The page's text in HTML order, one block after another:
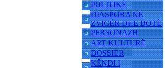
POLITIKË
DIASPORA NË
ZVICËR DHE BOTË
PERSONAZH
ART KULTURË
DOSSIER
KËNDI I